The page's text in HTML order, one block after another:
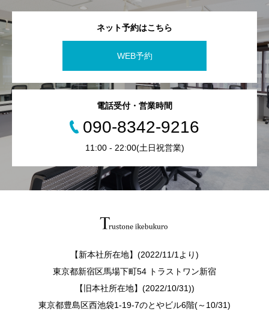
ネット予約はこちら
WEB予約
電話受付・営業時間
090-8342-9216
11:00 - 22:00(土日祝営業)
【新本社所在地】(2022/11/1より)
東京都新宿区馬場下町54 トラストワン新宿
【旧本社所在地】(2022/10/31))
東京都豊島区西池袋1-19-7のとやビル6階(～10/31)